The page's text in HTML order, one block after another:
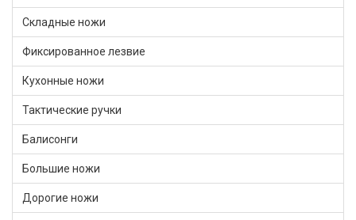
Складные ножи
Фиксированное лезвие
Кухонные ножи
Тактические ручки
Балисонги
Большие ножи
Дорогие ножи